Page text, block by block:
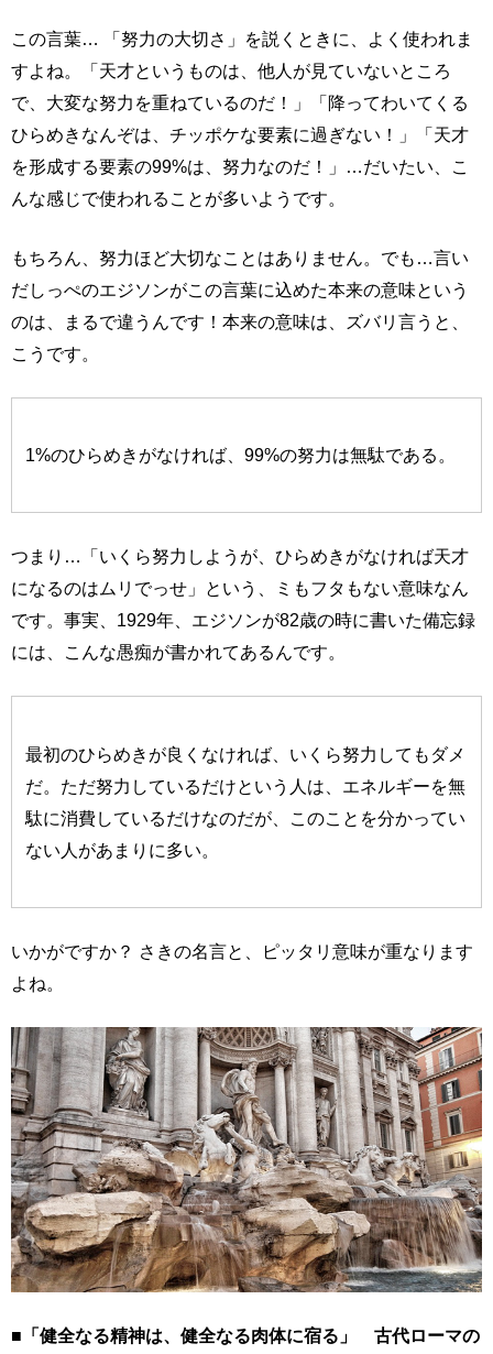
この言葉… 「努力の大切さ」を説くときに、よく使われま
すよね。「天才というものは、他人が見ていないところ
で、大変な努力を重ねているのだ！」「降ってわいてくる
ひらめきなんぞは、チッポケな要素に過ぎない！」「天才
を形成する要素の99%は、努力なのだ！」…だいたい、こ
んな感じで使われることが多いようです。
もちろん、努力ほど大切なことはありません。でも…言い
だしっぺのエジソンがこの言葉に込めた本来の意味という
のは、まるで違うんです！本来の意味は、ズバリ言うと、
こうです。
1%のひらめきがなければ、99%の努力は無駄である。
つまり…「いくら努力しようが、ひらめきがなければ天才
になるのはムリでっせ」という、ミもフタもない意味なん
です。事実、1929年、エジソンが82歳の時に書いた備忘録
には、こんな愚痴が書かれてあるんです。
最初のひらめきが良くなければ、いくら努力してもダメ
だ。ただ努力しているだけという人は、エネルギーを無
駄に消費しているだけなのだが、このことを分かってい
ない人があまりに多い。
いかがですか？ さきの名言と、ピッタリ意味が重なります
よね。
■「健全なる精神は、健全なる肉体に宿る」 古代ローマの